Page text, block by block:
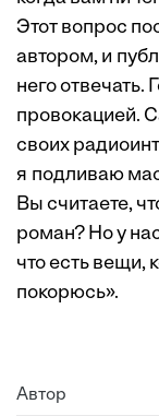
Этот вопрос
автором, и
него отвечать.
провокацией.
своих
я подливаю
Вы считаете,
роман? Но у
что есть вещи,
покорюсь».
Автор